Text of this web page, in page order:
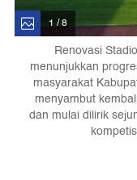
1 / 8
Renovasi
menunjukkan
masyarakat
menyambut
dan mulai dilirik